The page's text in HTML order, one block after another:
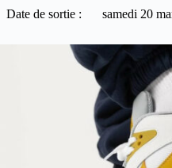
Date de sortie :
samedi 20